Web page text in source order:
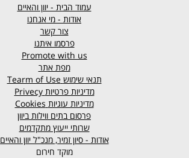
עמוד הבית - יוון והאיים
אודות - מי אנחנו
צור קשר
פרסמו איתנו
Promote with us
מפת אתר
תנאי שימוש
מדיניות פרטיות Privecy
מדיניות עוגיות Cookies
פרסום בתים ווילות ביוון
שרותי ייעוץ מתקדמים
אודות - סיון זמיר, מנכ"ל יוון והאיים
מוקד חירום